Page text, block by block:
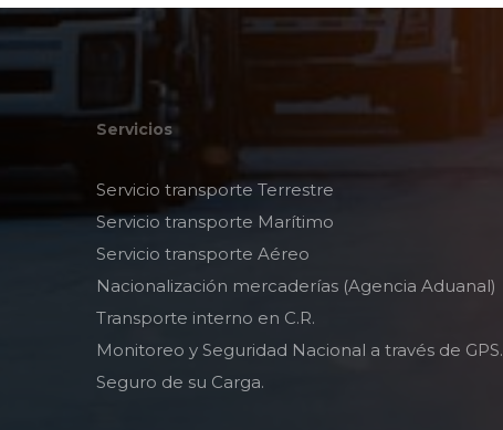
Servicios
Servicio transporte Terrestre
Servicio transporte Marítimo
Servicio transporte Aéreo
Nacionalización mercaderías (Agencia Aduanal)
Transporte interno en C.R.
Monitoreo y Seguridad Nacional a través de GPS.
Seguro de su Carga.